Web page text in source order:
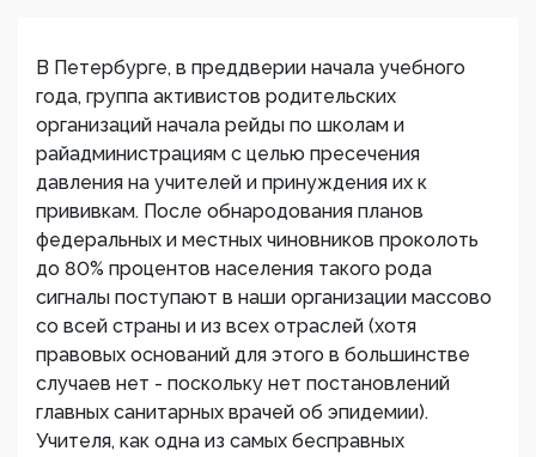
В Петербурге, в преддверии начала учебного
года, группа активистов родительских
организаций начала рейды по школам и
райадминистрациям с целью пресечения
давления на учителей и принуждения их к
прививкам. После обнародования планов
федеральных и местных чиновников проколоть
до 80% процентов населения такого рода
сигналы поступают в наши организации массово
со всей страны и из всех отраслей (хотя
правовых оснований для этого в большинстве
случаев нет - поскольку нет постановлений
главных санитарных врачей об эпидемии).
Учителя, как одна из самых бесправных